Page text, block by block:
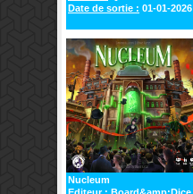
Date de sortie : 01-01-2026
Nucleum
Editeur : Board&amp;Dice